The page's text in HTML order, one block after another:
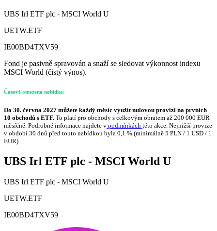
UBS Irl ETF plc - MSCI World U
UETW.ETF
IE00BD4TXV59
Fond je pasivně spravován a snaží se sledovat výkonnost indexu
MSCI World (čistý výnos).
Časově omezená nabídka:
Do 30. června 2027 můžete každý měsíc využít nulovou provizi na prvních
10 obchodů s ETF. To platí pro obchody s celkovým obratem až 200 000 EUR
měsíčně. Podrobné informace najdete v podmínkách této akce. Nejnižší provize
v období 30 dnů před touto nabídkou byla 0,1 % (minimálně 5 PLN / 1 USD / 1
EUR).
UBS Irl ETF plc - MSCI World U
UBS Irl ETF plc - MSCI World U
UETW.ETF
IE00BD4TXV59